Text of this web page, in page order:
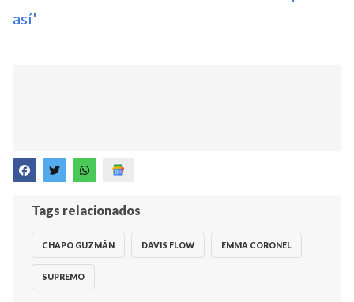
así'
Tags relacionados
CHAPO GUZMÁN DAVIS FLOW EMMA CORONEL
SUPREMO